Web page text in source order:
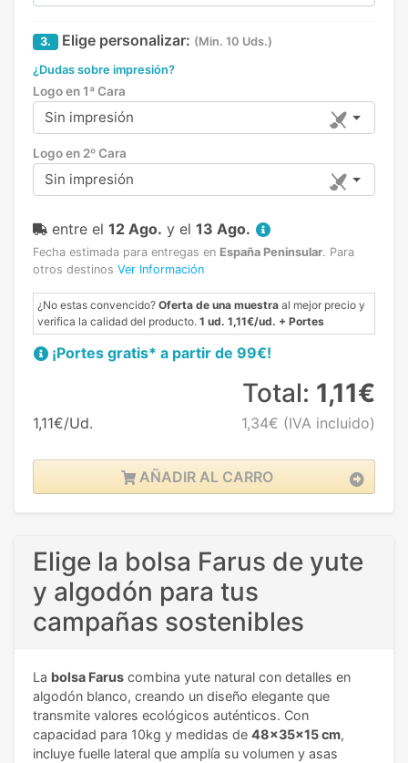
3. Elige personalizar: (Min. 10 Uds.)
¿Dudas sobre impresión?
Logo en 1ª Cara
Sin impresión
Logo en 2º Cara
Sin impresión
entre el 12 Ago. y el 13 Ago.
Fecha estimada para entregas en España Peninsular. Para
otros destinos Ver Información
¿No estas convencido? Oferta de una muestra al mejor precio y
verifica la calidad del producto. 1 ud. 1,11€/ud. + Portes
¡Portes gratis* a partir de 99€!
1,11€/Ud.
Total: 1,11€
1,34€ (IVA incluido)
AÑADIR AL CARRO
Elige la bolsa Farus de yute
y algodón para tus
campañas sostenibles
La bolsa Farus combina yute natural con detalles en
algodón blanco, creando un diseño elegante que
transmite valores ecológicos auténticos. Con
capacidad para 10kg y medidas de 48x35x15 cm,
incluye fuelle lateral que amplía su volumen y asas